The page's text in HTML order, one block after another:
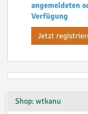
angemeldeten
Verfügung
Jetzt
Shop: wtkanu